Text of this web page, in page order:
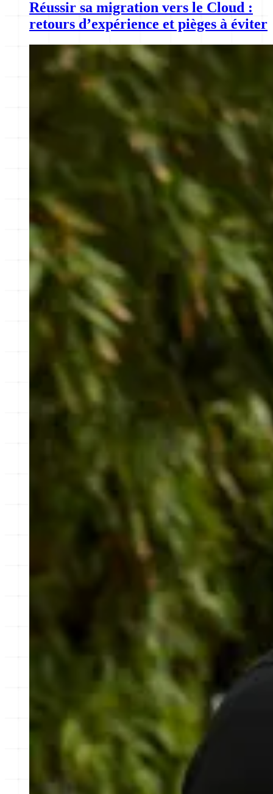
Réussir sa migration vers le Cloud :
retours d’expérience et pièges à éviter